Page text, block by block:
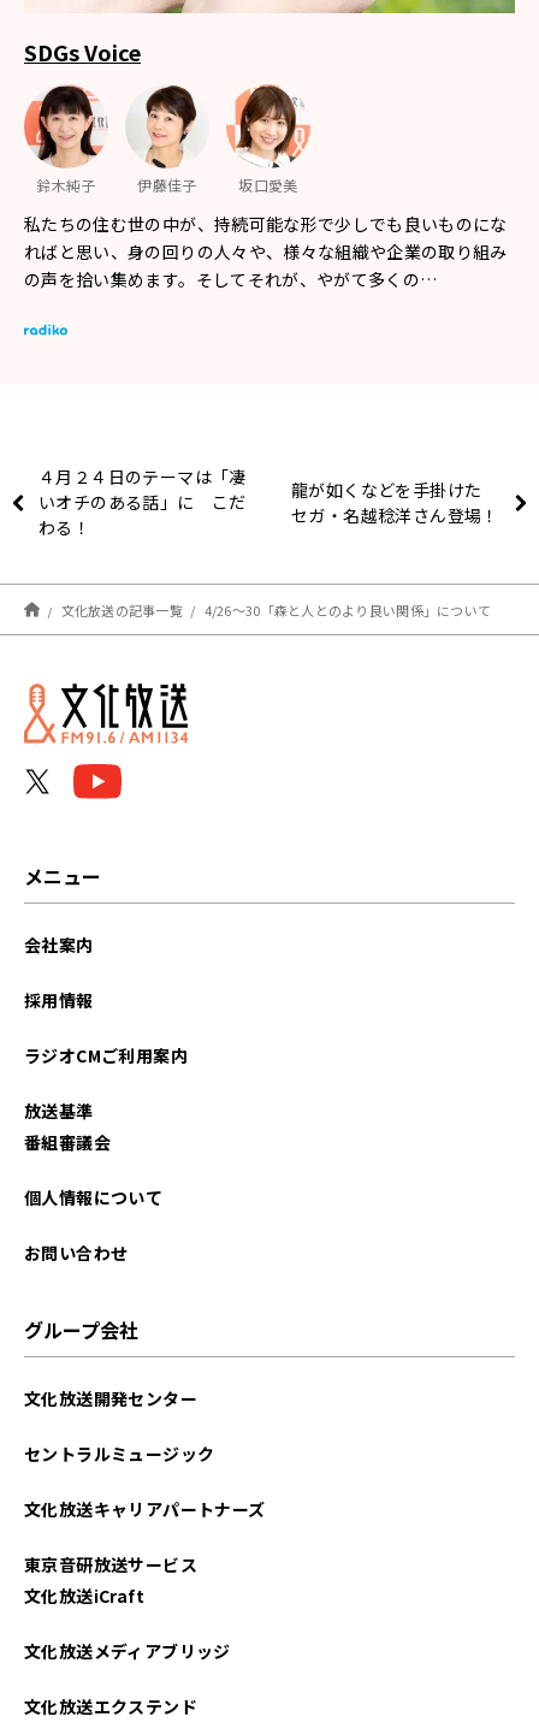
SDGs Voice
鈴木純子 伊藤佳子 坂口愛美
私たちの住む世の中が、持続可能な形で少しでも良いものにな
ればと思い、身の回りの人々や、様々な組織や企業の取り組み
の声を拾い集めます。そしてそれが、やがて多くの…
４月２４日のテーマは「凄
いオチのある話」に こだ
わる！
龍が如くなどを手掛けた
セガ・名越稔洋さん登場！
文化放送の記事一覧 4/26～30「森と人とのより良い関係」について
メニュー
会社案内
採用情報
ラジオCMご利用案内
放送基準
番組審議会
個人情報について
お問い合わせ
グループ会社
文化放送開発センター
セントラルミュージック
文化放送キャリアパートナーズ
東京音研放送サービス
文化放送iCraft
文化放送メディアブリッジ
文化放送エクステンド